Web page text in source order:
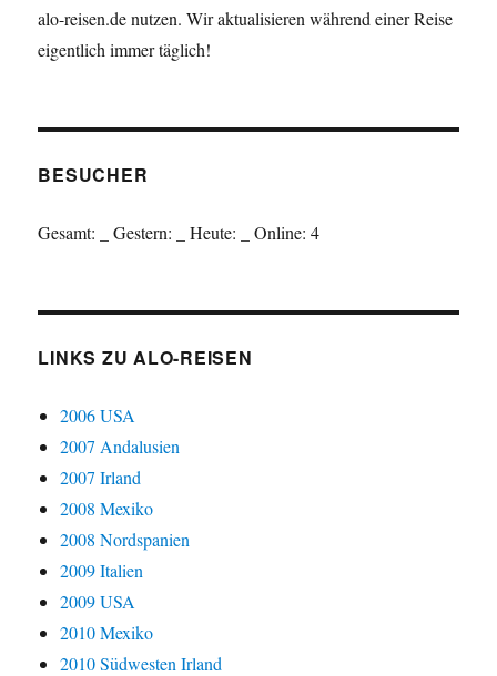
alo-reisen.de nutzen. Wir aktualisieren während einer Reise
eigentlich immer täglich!
BESUCHER
Gesamt: Gestern: Heute: Online: 4
LINKS ZU ALO-REISEN
2006 USA
2007 Andalusien
2007 Irland
2008 Mexiko
2008 Nordspanien
2009 Italien
2009 USA
2010 Mexiko
2010 Südwesten Irland